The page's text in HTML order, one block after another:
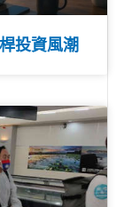
投資風潮